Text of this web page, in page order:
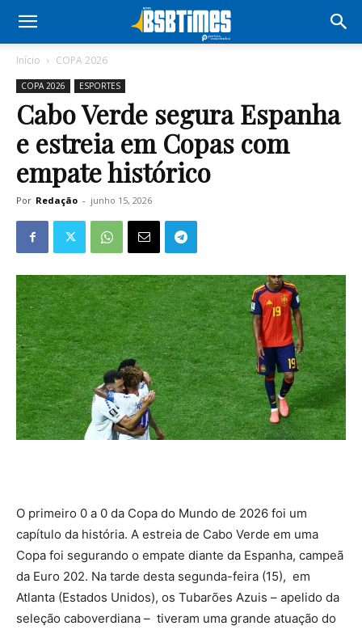
Início COPA 2026
COPA 2026 ESPORTES
Cabo Verde segura Espanha
e estreia em Copas com
empate histórico
Por Redação - junho 15, 2026
O primeiro 0 a 0 da Copa do Mundo de 2026 foi um
capítulo da história. A estreia de Cabo Verde em uma
Copa foi segurando o empate diante da Espanha, campeã
da Euro 202. Na tarde desta segunda-feira (15), em
Atlanta (Estados Unidos), os Tubarões Azuis – apelido da
seleção caboverdiana – tiveram uma grande atuação do